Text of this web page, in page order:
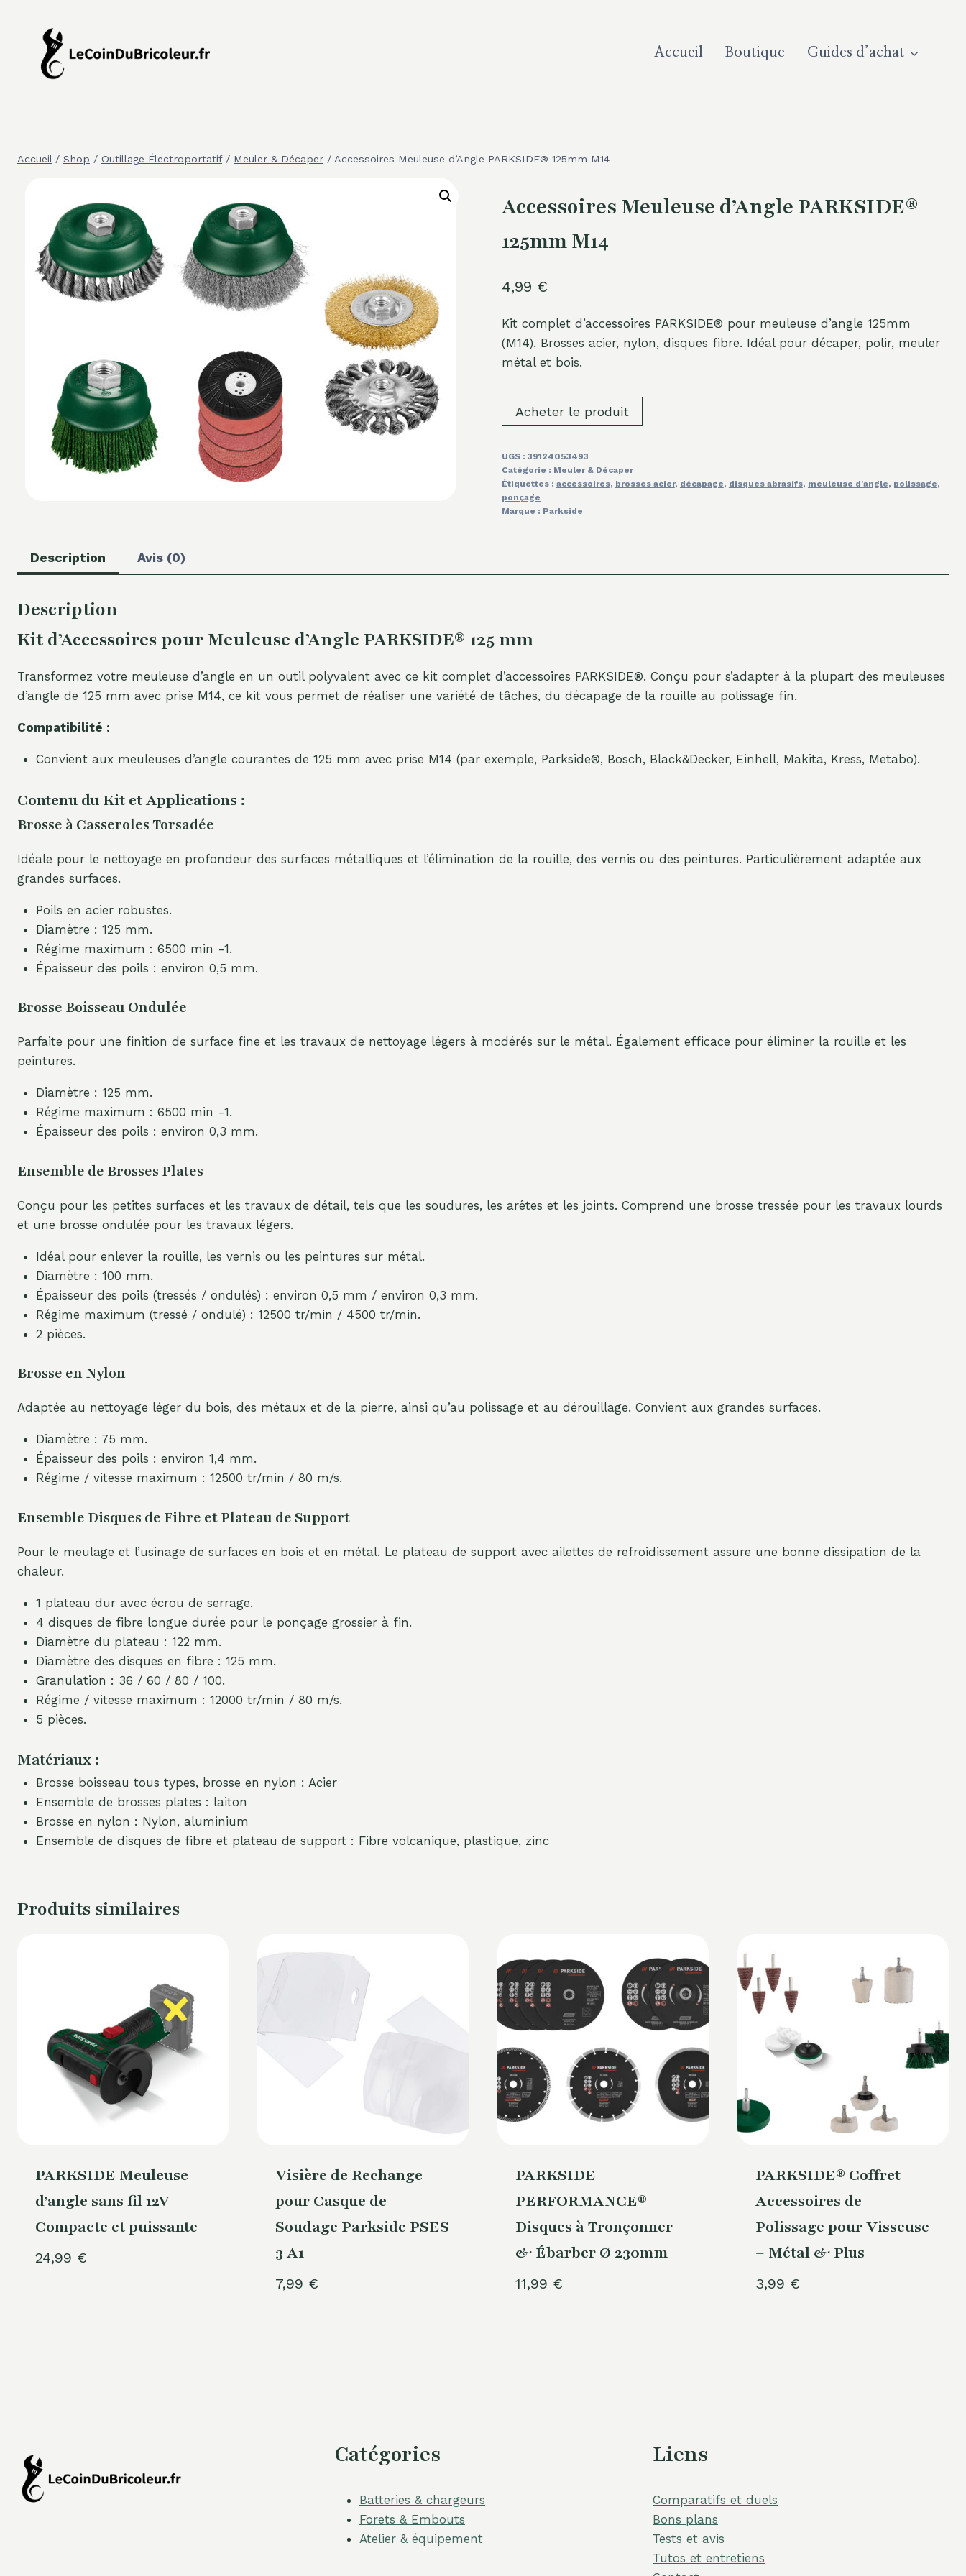
contenu
Accueil Boutique Guides d’achat
Accueil / Shop / Outillage Électroportatif / Meuler & Décaper / Accessoires Meuleuse d’Angle PARKSIDE® 125mm M14
Accessoires Meuleuse d’Angle PARKSIDE®
125mm M14
4,99 €
Kit complet d’accessoires PARKSIDE® pour meuleuse d’angle 125mm
(M14). Brosses acier, nylon, disques fibre. Idéal pour décaper, polir, meuler
métal et bois.
Acheter le produit
UGS : 39124053493
Catégorie : Meuler & Décaper
Étiquettes : accessoires, brosses acier, décapage, disques abrasifs, meuleuse d'angle, polissage,
ponçage
Marque : Parkside
Description Avis (0)
Description
Kit d’Accessoires pour Meuleuse d’Angle PARKSIDE® 125 mm
Transformez votre meuleuse d’angle en un outil polyvalent avec ce kit complet d’accessoires PARKSIDE®. Conçu pour s’adapter à la plupart des meuleuses
d’angle de 125 mm avec prise M14, ce kit vous permet de réaliser une variété de tâches, du décapage de la rouille au polissage fin.
Compatibilité :
Convient aux meuleuses d’angle courantes de 125 mm avec prise M14 (par exemple, Parkside®, Bosch, Black&Decker, Einhell, Makita, Kress, Metabo).
Contenu du Kit et Applications :
Brosse à Casseroles Torsadée
Idéale pour le nettoyage en profondeur des surfaces métalliques et l’élimination de la rouille, des vernis ou des peintures. Particulièrement adaptée aux
grandes surfaces.
Poils en acier robustes.
Diamètre : 125 mm.
Régime maximum : 6500 min -1.
Épaisseur des poils : environ 0,5 mm.
Brosse Boisseau Ondulée
Parfaite pour une finition de surface fine et les travaux de nettoyage légers à modérés sur le métal. Également efficace pour éliminer la rouille et les
peintures.
Diamètre : 125 mm.
Régime maximum : 6500 min -1.
Épaisseur des poils : environ 0,3 mm.
Ensemble de Brosses Plates
Conçu pour les petites surfaces et les travaux de détail, tels que les soudures, les arêtes et les joints. Comprend une brosse tressée pour les travaux lourds
et une brosse ondulée pour les travaux légers.
Idéal pour enlever la rouille, les vernis ou les peintures sur métal.
Diamètre : 100 mm.
Épaisseur des poils (tressés / ondulés) : environ 0,5 mm / environ 0,3 mm.
Régime maximum (tressé / ondulé) : 12500 tr/min / 4500 tr/min.
2 pièces.
Brosse en Nylon
Adaptée au nettoyage léger du bois, des métaux et de la pierre, ainsi qu’au polissage et au dérouillage. Convient aux grandes surfaces.
Diamètre : 75 mm.
Épaisseur des poils : environ 1,4 mm.
Régime / vitesse maximum : 12500 tr/min / 80 m/s.
Ensemble Disques de Fibre et Plateau de Support
Pour le meulage et l’usinage de surfaces en bois et en métal. Le plateau de support avec ailettes de refroidissement assure une bonne dissipation de la
chaleur.
1 plateau dur avec écrou de serrage.
4 disques de fibre longue durée pour le ponçage grossier à fin.
Diamètre du plateau : 122 mm.
Diamètre des disques en fibre : 125 mm.
Granulation : 36 / 60 / 80 / 100.
Régime / vitesse maximum : 12000 tr/min / 80 m/s.
5 pièces.
Matériaux :
Brosse boisseau tous types, brosse en nylon : Acier
Ensemble de brosses plates : laiton
Brosse en nylon : Nylon, aluminium
Ensemble de disques de fibre et plateau de support : Fibre volcanique, plastique, zinc
Produits similaires
PARKSIDE Meuleuse
d’angle sans fil 12V –
Compacte et puissante
24,99 €
Visière de Rechange
pour Casque de
Soudage Parkside PSES
3 A1
7,99 €
PARKSIDE
PERFORMANCE®
Disques à Tronçonner
& Ébarber Ø 230mm
11,99 €
PARKSIDE® Coffret
Accessoires de
Polissage pour Visseuse
– Métal & Plus
3,99 €
Catégories
Batteries & chargeurs
Forets & Embouts
Atelier & équipement
Liens
Comparatifs et duels
Bons plans
Tests et avis
Tutos et entretiens